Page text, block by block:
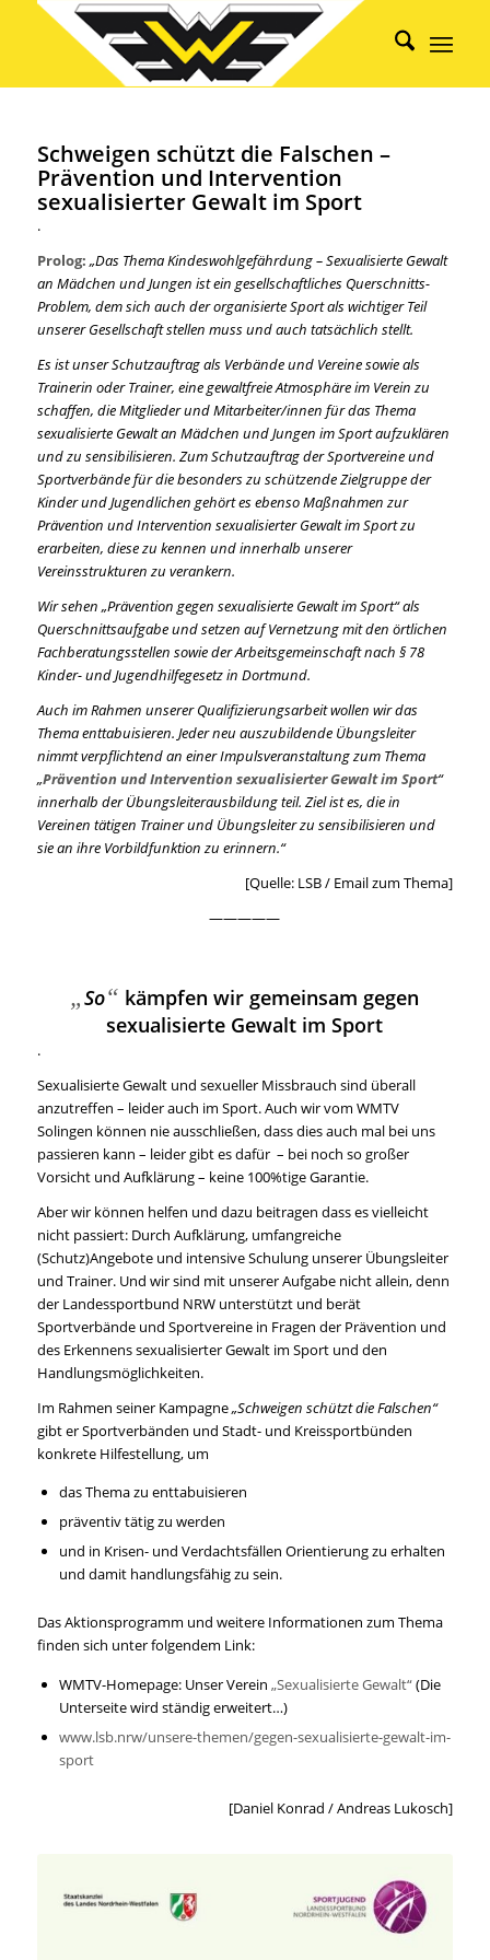
Schweigen schützt die Falschen –
Prävention und Intervention
sexualisierter Gewalt im Sport
.
Prolog: „Das Thema Kindeswohlgefährdung – Sexualisierte Gewalt
an Mädchen und Jungen ist ein gesellschaftliches Querschnitts-
Problem, dem sich auch der organisierte Sport als wichtiger Teil
unserer Gesellschaft stellen muss und auch tatsächlich stellt.
Es ist unser Schutzauftrag als Verbände und Vereine sowie als
Trainerin oder Trainer, eine gewaltfreie Atmosphäre im Verein zu
schaffen, die Mitglieder und Mitarbeiter/innen für das Thema
sexualisierte Gewalt an Mädchen und Jungen im Sport aufzuklären
und zu sensibilisieren. Zum Schutzauftrag der Sportvereine und
Sportverbände für die besonders zu schützende Zielgruppe der
Kinder und Jugendlichen gehört es ebenso Maßnahmen zur
Prävention und Intervention sexualisierter Gewalt im Sport zu
erarbeiten, diese zu kennen und innerhalb unserer
Vereinsstrukturen zu verankern.
Wir sehen „Prävention gegen sexualisierte Gewalt im Sport“ als
Querschnittsaufgabe und setzen auf Vernetzung mit den örtlichen
Fachberatungsstellen sowie der Arbeitsgemeinschaft nach § 78
Kinder- und Jugendhilfegesetz in Dortmund.
Auch im Rahmen unserer Qualifizierungsarbeit wollen wir das
Thema enttabuisieren. Jeder neu auszubildende Übungsleiter
nimmt verpflichtend an einer Impulsveranstaltung zum Thema
„Prävention und Intervention sexualisierter Gewalt im Sport“
innerhalb der Übungsleiterausbildung teil. Ziel ist es, die in
Vereinen tätigen Trainer und Übungsleiter zu sensibilisieren und
sie an ihre Vorbildfunktion zu erinnern.“
[Quelle: LSB / Email zum Thema]
—————
„So“ kämpfen wir gemeinsam gegen
sexualisierte Gewalt im Sport
.
Sexualisierte Gewalt und sexueller Missbrauch sind überall
anzutreffen – leider auch im Sport. Auch wir vom WMTV
Solingen können nie ausschließen, dass dies auch mal bei uns
passieren kann – leider gibt es dafür – bei noch so großer
Vorsicht und Aufklärung – keine 100%tige Garantie.
Aber wir können helfen und dazu beitragen dass es vielleicht
nicht passiert: Durch Aufklärung, umfangreiche
(Schutz)Angebote und intensive Schulung unserer Übungsleiter
und Trainer. Und wir sind mit unserer Aufgabe nicht allein, denn
der Landessportbund NRW unterstützt und berät
Sportverbände und Sportvereine in Fragen der Prävention und
des Erkennens sexualisierter Gewalt im Sport und den
Handlungsmöglichkeiten.
Im Rahmen seiner Kampagne„Schweigen schützt die Falschen“
gibt er Sportverbänden und Stadt- und Kreissportbünden
konkrete Hilfestellung, um
das Thema zu enttabuisieren
präventiv tätig zu werden
und in Krisen- und Verdachtsfällen Orientierung zu erhalten
und damit handlungsfähig zu sein.
Das Aktionsprogramm und weitere Informationen zum Thema
finden sich unter folgendem Link:
WMTV-Homepage: Unser Verein „Sexualisierte Gewalt“(Die
Unterseite wird ständig erweitert…)
www.lsb.nrw/unsere-themen/gegen-sexualisierte-gewalt-im-
sport
[Daniel Konrad / Andreas Lukosch]